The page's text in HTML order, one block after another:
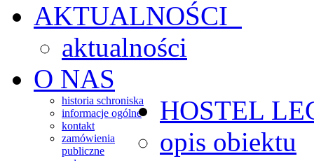
AKTUALNOŚCI
aktualności
O NAS
historia schroniska
informacje ogólne
kontakt
zamówienia
publiczne
HOSTEL
opis obiektu